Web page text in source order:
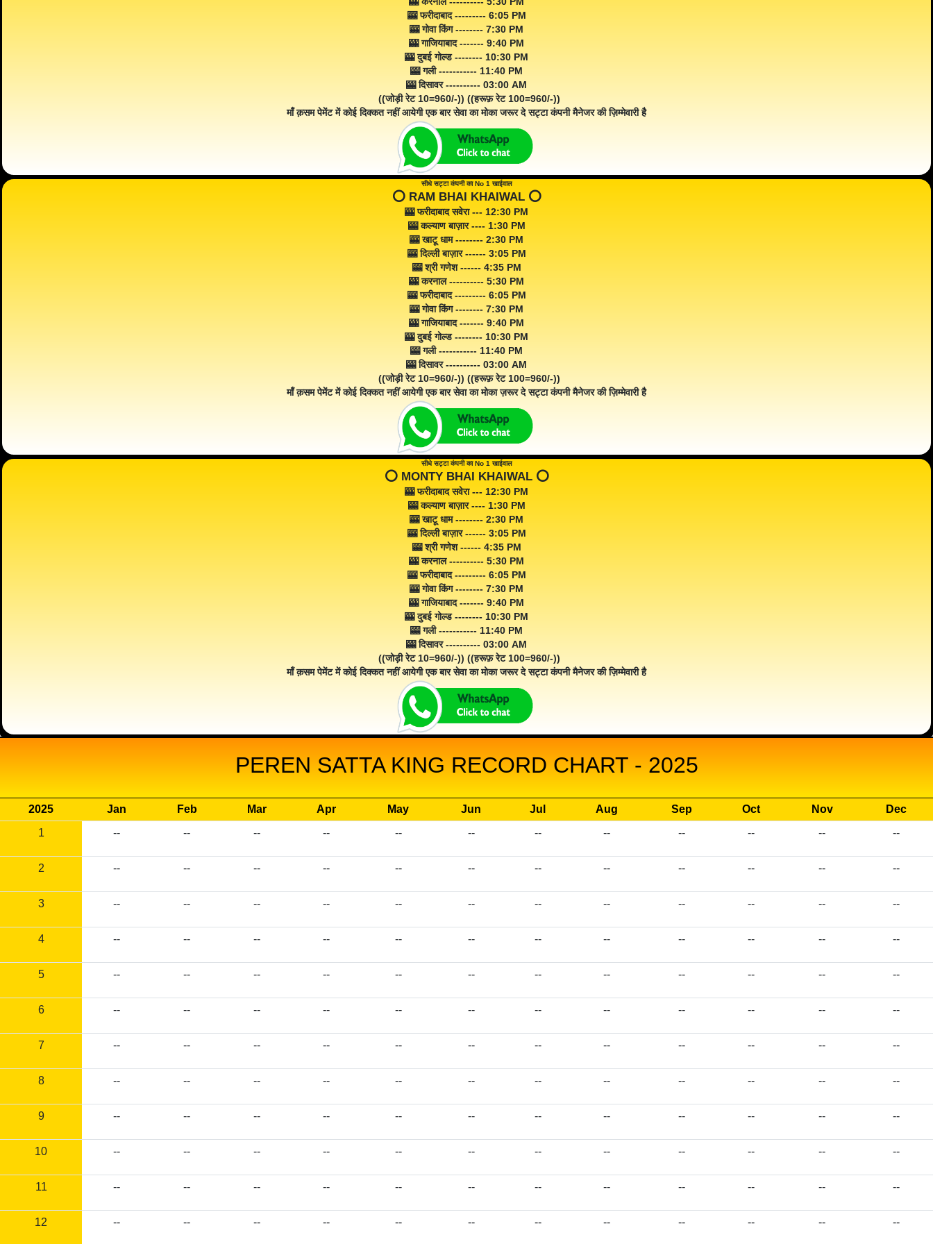
🎰 फरीदाबाद --------- 6:05 PM
🎰 गोवा किंग -------- 7:30 PM
🎰 गाजियाबाद ------- 9:40 PM
🎰 दुबई गोल्ड -------- 10:30 PM
🎰 गली ----------- 11:40 PM
🎰 दिसावर ---------- 03:00 AM
((जोड़ी रेट 10=960/-)) ((हरूफ़ रेट 100=960/-))
माँ क़सम पेमेंट में कोई दिक्कत नहीं आयेगी एक बार सेवा का मोका जरूर दे सट्टा कंपनी मैनेजर की ज़िम्मेवारी है
सीधे सट्टा कंपनी का No 1 खाईवाल
⭕️ RAM BHAI KHAIWAL ⭕️
🎰 फरीदाबाद सवेरा --- 12:30 PM
🎰 कल्याण बाज़ार ---- 1:30 PM
🎰 खाटू धाम -------- 2:30 PM
🎰 दिल्ली बाज़ार ------ 3:05 PM
🎰 श्री गणेश ------ 4:35 PM
🎰 करनाल ---------- 5:30 PM
🎰 फरीदाबाद --------- 6:05 PM
🎰 गोवा किंग -------- 7:30 PM
🎰 गाजियाबाद ------- 9:40 PM
🎰 दुबई गोल्ड -------- 10:30 PM
🎰 गली ----------- 11:40 PM
🎰 दिसावर ---------- 03:00 AM
((जोड़ी रेट 10=960/-)) ((हरूफ़ रेट 100=960/-))
माँ क़सम पेमेंट में कोई दिक्कत नहीं आयेगी एक बार सेवा का मोका ज़रूर दे सट्टा कंपनी मैनेजर की ज़िम्मेवारी है
सीधे सट्टा कंपनी का No 1 खाईवाल
⭕️ MONTY BHAI KHAIWAL ⭕️
🎰 फरीदाबाद सवेरा --- 12:30 PM
🎰 कल्याण बाज़ार ---- 1:30 PM
🎰 खाटू धाम -------- 2:30 PM
🎰 दिल्ली बाज़ार ------ 3:05 PM
🎰 श्री गणेश ------ 4:35 PM
🎰 करनाल ---------- 5:30 PM
🎰 फरीदाबाद --------- 6:05 PM
🎰 गोवा किंग -------- 7:30 PM
🎰 गाजियाबाद ------- 9:40 PM
🎰 दुबई गोल्ड -------- 10:30 PM
🎰 गली ----------- 11:40 PM
🎰 दिसावर ---------- 03:00 AM
((जोड़ी रेट 10=960/-)) ((हरूफ़ रेट 100=960/-))
माँ क़सम पेमेंट में कोई दिक्कत नहीं आयेगी एक बार सेवा का मोका जरूर दे सट्टा कंपनी मैनेजर की ज़िम्मेवारी है
PEREN SATTA KING RECORD CHART - 2025
2025 Jan Feb Mar Apr May Jun Jul Aug Sep Oct Nov
Dec
1
-- -- -- -- -- -- -- -- -- -- -- --
2 -- -- -- -- -- -- -- -- -- -- -- --
3 -- -- -- -- -- -- -- -- -- -- -- --
4 -- -- -- -- -- -- -- -- -- -- -- --
5 -- -- -- -- -- -- -- -- -- -- -- --
6 -- -- -- -- -- -- -- -- -- -- -- --
7 -- -- -- -- -- -- -- -- -- -- -- --
8 -- -- -- -- -- -- -- -- -- -- -- --
9 -- -- -- -- -- -- -- -- -- -- -- --
10 -- -- -- -- -- -- -- -- -- -- -- --
11 -- -- -- -- -- -- -- -- -- -- -- --
12 -- -- -- -- -- -- -- -- -- -- -- --